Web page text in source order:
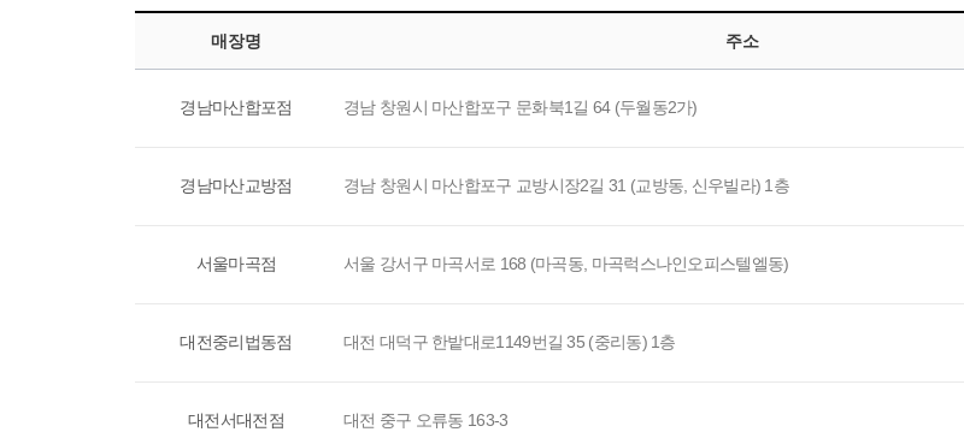
매장명 주소
경남마산합포점 경남 창원시 마산합포구 문화북1길 64 (두월동2가)
경남마산교방점 경남 창원시 마산합포구 교방시장2길 31 (교방동, 신우빌라) 1층
서울마곡점 서울 강서구 마곡서로 168 (마곡동, 마곡럭스나인오피스텔엘동)
대전중리법동점 대전 대덕구 한밭대로1149번길 35 (중리동) 1층
대전서대전점 대전 중구 오류동 163-3